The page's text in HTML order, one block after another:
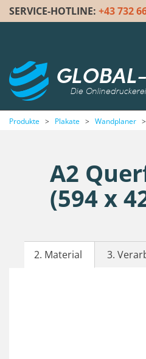
SERVICE-HOTLINE: +43 732
Die
Produkte > Plakate > Wandplaner >
A2
(594 x
2. Material 3.